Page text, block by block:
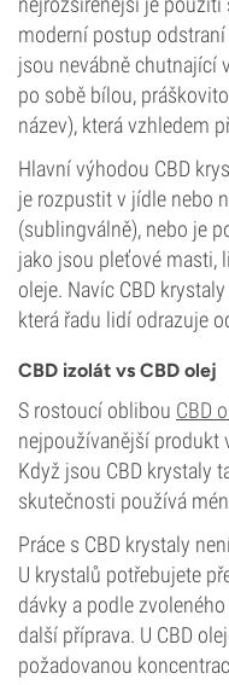
moderní postup
jsou nevábně chutnající
po sobě bílou,
název), která vzhledem
Hlavní výhodou CBD
je rozpustit v jídle nebo
(sublingválně), nebo je
jako jsou pleťové masti,
oleje. Navíc CBD
která řadu lidí odrazuje
CBD izolát vs CBD olej
S rostoucí oblibou CBD
nejpoužívanější produkt
Když jsou CBD krystaly
skutečnosti používá
Práce s CBD krystaly
U krystalů potřebujete
dávky a podle
další příprava. U CBD
požadovanou